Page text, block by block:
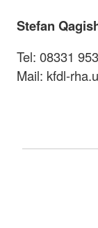
Stefan
Tel: 08331
Mail: kfdl-